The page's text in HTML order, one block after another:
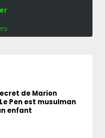
de Marion
Pen est musulman
enfant